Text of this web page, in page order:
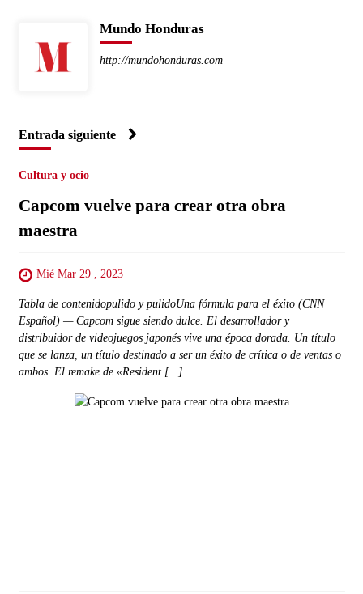
Mundo Honduras
http://mundohonduras.com
Entrada siguiente
Cultura y ocio
Capcom vuelve para crear otra obra
maestra
Mié Mar 29 , 2023
Tabla de contenidopulido y pulidoUna fórmula para el éxito (CNN
Español) — Capcom sigue siendo dulce. El desarrollador y
distribuidor de videojuegos japonés vive una época dorada. Un título
que se lanza, un título destinado a ser un éxito de crítica o de ventas o
ambos. El remake de «Resident […]